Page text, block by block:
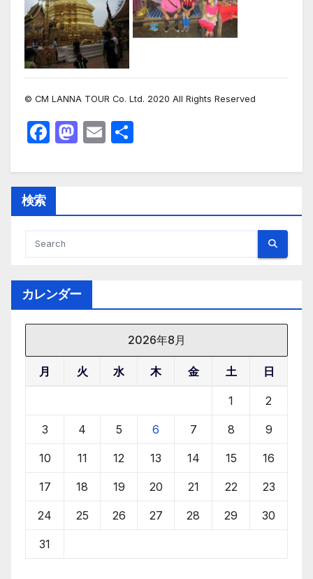
© CM LANNA TOUR Co. Ltd. 2020 All Rights Reserved
F
c
b
o
k
M
st
d
E
ail
検索
カレンダー
2026年8月
月 火 水 木 金 土 日
1 2
3 4 5 6 7 8 9
10 11 12 13 14 15 16
17 18 19 20 21 22 23
24 25 26 27 28 29 30
31